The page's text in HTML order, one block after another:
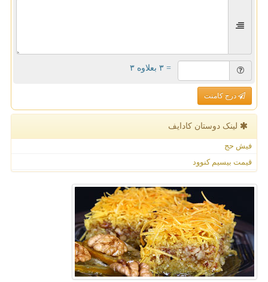
= ۳ بعلاوه ۳
درج کامنت
لینک دوستان كادایف
فیش حج
قیمت بیسیم کنوود